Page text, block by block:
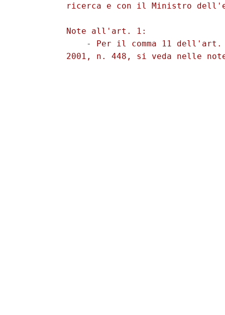
ricerca e con il Ministro
          Note all'art. 1:
- Per il comma 11